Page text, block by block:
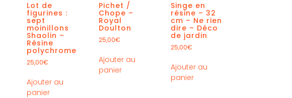
Lot de
figurines :
sept
moinillons
Shaolin –
Résine
polychrome
25,00€
Ajouter au
panier
Pichet /
Chope –
Royal
Doulton
25,00€
Ajouter au
panier
Singe en
résine – 32
cm – Ne rien
dire – Déco
de jardin
25,00€
Ajouter au
panier